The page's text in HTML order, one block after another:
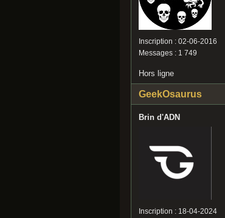
Inscription : 02-06-2016
Messages : 1 749
Hors ligne
GeekOsaurus
Brin d'ADN
Inscription : 18-04-2024